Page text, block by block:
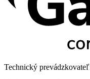
Technický